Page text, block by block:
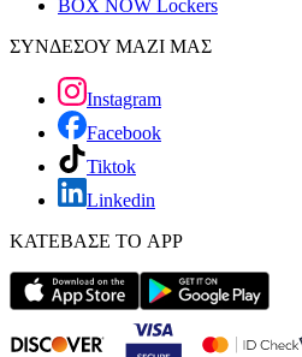
BOX NOW Lockers
ΣΥΝΔΕΣΟΥ ΜΑΖΙ ΜΑΣ
Instagram
Facebook
Tiktok
Linkedin
ΚΑΤΕΒΑΣΕ ΤΟ APP